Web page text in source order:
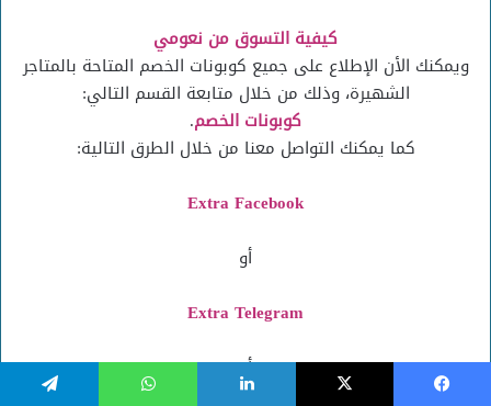
كيفية التسوق من نعومي
ويمكنك الأن الإطلاع على جميع كوبونات الخصم المتاحة بالمتاجر
الشهيرة، وذلك من خلال متابعة القسم التالي:
كوبونات الخصم.
كما يمكنك التواصل معنا من خلال الطرق التالية:
Extra Facebook
أو
Extra Telegram
أو